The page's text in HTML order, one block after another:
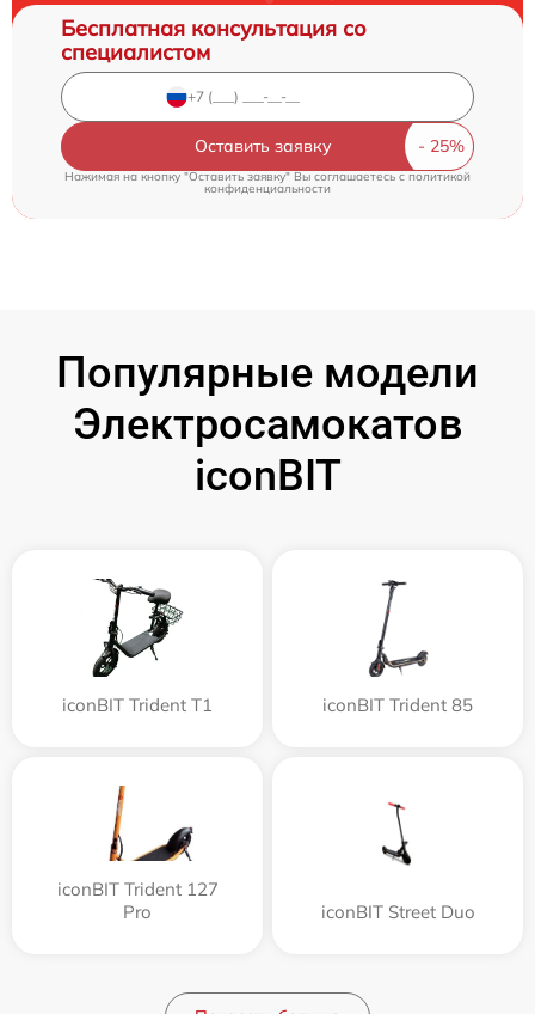
Бесплатная консультация со
специалистом
Оставить заявку
Нажимая на кнопку "Оставить заявку" Вы соглашаетесь cполитикой
конфиденциальности
Популярные модели
Электросамокатов
iconBIT
iconBIT Trident T1 iconBIT Trident 85
iconBIT Trident 127
Pro
iconBIT Street Duo